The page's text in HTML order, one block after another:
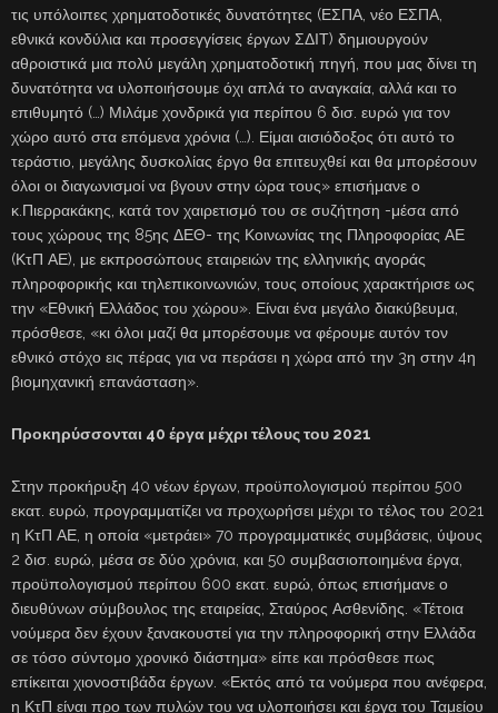
τις υπόλοιπες χρηματοδοτικές δυνατότητες (ΕΣΠΑ, νέο ΕΣΠΑ,
εθνικά κονδύλια και προσεγγίσεις έργων ΣΔΙΤ) δημιουργούν
αθροιστικά μια πολύ μεγάλη χρηματοδοτική πηγή, που μας δίνει τη
δυνατότητα να υλοποιήσουμε όχι απλά το αναγκαία, αλλά και το
επιθυμητό (…) Μιλάμε χονδρικά για περίπου 6 δισ. ευρώ για τον
χώρο αυτό στα επόμενα χρόνια (…). Είμαι αισιόδοξος ότι αυτό το
τεράστιο, μεγάλης δυσκολίας έργο θα επιτευχθεί και θα μπορέσουν
όλοι οι διαγωνισμοί να βγουν στην ώρα τους» επισήμανε ο
κ.Πιερρακάκης, κατά τον χαιρετισμό του σε συζήτηση -μέσα από
τους χώρους της 85ης ΔΕΘ- της Κοινωνίας της Πληροφορίας ΑΕ
(ΚτΠ ΑΕ), με εκπροσώπους εταιρειών της ελληνικής αγοράς
πληροφορικής και τηλεπικοινωνιών, τους οποίους χαρακτήρισε ως
την «Εθνική Ελλάδος του χώρου». Είναι ένα μεγάλο διακύβευμα,
πρόσθεσε, «κι όλοι μαζί θα μπορέσουμε να φέρουμε αυτόν τον
εθνικό στόχο εις πέρας για να περάσει η χώρα από την 3η στην 4η
βιομηχανική επανάσταση».
Προκηρύσσονται 40 έργα μέχρι τέλους του 2021
Στην προκήρυξη 40 νέων έργων, προϋπολογισμού περίπου 500
εκατ. ευρώ, προγραμματίζει να προχωρήσει μέχρι το τέλος του 2021
η ΚτΠ ΑΕ, η οποία «μετράει» 70 προγραμματικές συμβάσεις, ύψους
2 δισ. ευρώ, μέσα σε δύο χρόνια, και 50 συμβασιοποιημένα έργα,
προϋπολογισμού περίπου 600 εκατ. ευρώ, όπως επισήμανε ο
διευθύνων σύμβουλος της εταιρείας, Σταύρος Ασθενίδης. «Τέτοια
νούμερα δεν έχουν ξανακουστεί για την πληροφορική στην Ελλάδα
σε τόσο σύντομο χρονικό διάστημα» είπε και πρόσθεσε πως
επίκειται χιονοστιβάδα έργων. «Εκτός από τα νούμερα που ανέφερα,
η ΚτΠ είναι προ των πυλών του να υλοποιήσει και έργα του Ταμείου